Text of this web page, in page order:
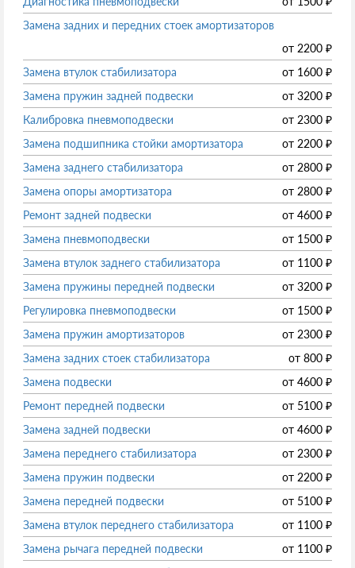
Замена задних и передних стоек амортизаторов
от 2200 ₽
Замена втулок стабилизатора
от 1600 ₽
Замена пружин задней подвески
от 3200 ₽
Калибровка пневмоподвески
от 2300 ₽
Замена подшипника стойки амортизатора
от 2200 ₽
Замена заднего стабилизатора
от 2800 ₽
Замена опоры амортизатора
от 2800 ₽
Ремонт задней подвески
от 4600 ₽
Замена пневмоподвески
от 1500 ₽
Замена втулок заднего стабилизатора
от 1100 ₽
Замена пружины передней подвески
от 3200 ₽
Регулировка пневмоподвески
от 1500 ₽
Замена пружин амортизаторов
от 2300 ₽
Замена задних стоек стабилизатора
от 800 ₽
Замена подвески
от 4600 ₽
Ремонт передней подвески
от 5100 ₽
Замена задней подвески
от 4600 ₽
Замена переднего стабилизатора
от 2300 ₽
Замена пружин подвески
от 2200 ₽
Замена передней подвески
от 5100 ₽
Замена втулок переднего стабилизатора
от 1100 ₽
Замена рычага передней подвески
от 1100 ₽